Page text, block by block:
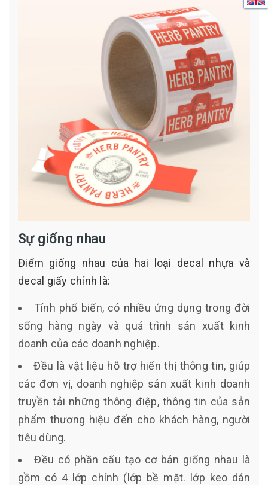
Sự giống nhau
Điểm giống nhau của hai loại decal nhựa và
decal giấy chính là:
Tính phổ biến, có nhiều ứng dụng trong đời
sống hàng ngày và quá trình sản xuất kinh
doanh của các doanh nghiệp.
Đều là vật liệu hỗ trợ hiển thị thông tin, giúp
các đơn vị, doanh nghiệp sản xuất kinh doanh
truyền tải những thông điệp, thông tin của sản
phẩm thương hiệu đến cho khách hàng, người
tiêu dùng.
Đều có phần cấu tạo cơ bản giống nhau là
gồm có 4 lớp chính (lớp bề mặt. lớp keo dán